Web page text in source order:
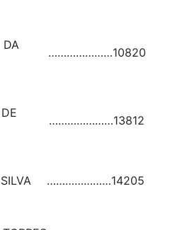
DA
…………………10820
…………………13812
…………………14205